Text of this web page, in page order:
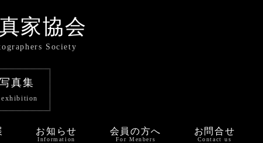
家協会
Society
真集
お知らせ
Information
会員の方へ
For Menbers
お問合せ
Contact us